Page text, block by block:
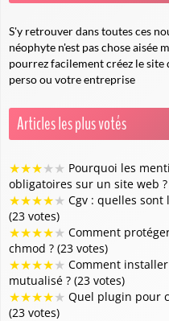
S'y retrouver dans toutes ces
néophyte n'est pas chose aisée
pourrez facilement créez le
perso ou votre entreprise
Articles les plus votés
★★★★★ Pourquoi les
obligatoires sur un site web ?
★★★★★ Cgv : quelles sont
(23 votes)
★★★★★ Comment
chmod ? (23 votes)
★★★★★ Comment
mutualisé ? (23 votes)
★★★★★ Quel plugin pour
(23 votes)